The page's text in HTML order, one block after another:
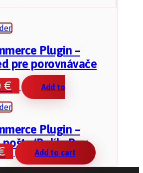
Plugin –
pre porovnávače
€
Add to
Plugin –
poštu/BalíkoBox
Add to cart